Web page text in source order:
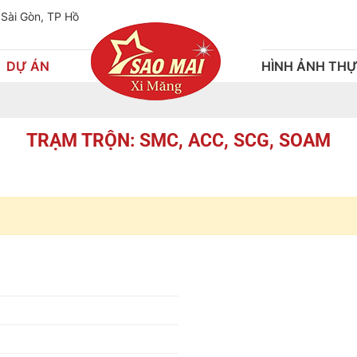
Gòn, TP Hồ
DỰ ÁN HÌNH ẢNH
TRẠM TRỘN: SMC, ACC, SCG, SOAM